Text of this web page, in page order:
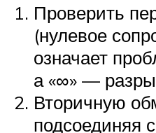
Проверить
(нулевое
означает
а «∞» —
Вторичную
подсоединяя